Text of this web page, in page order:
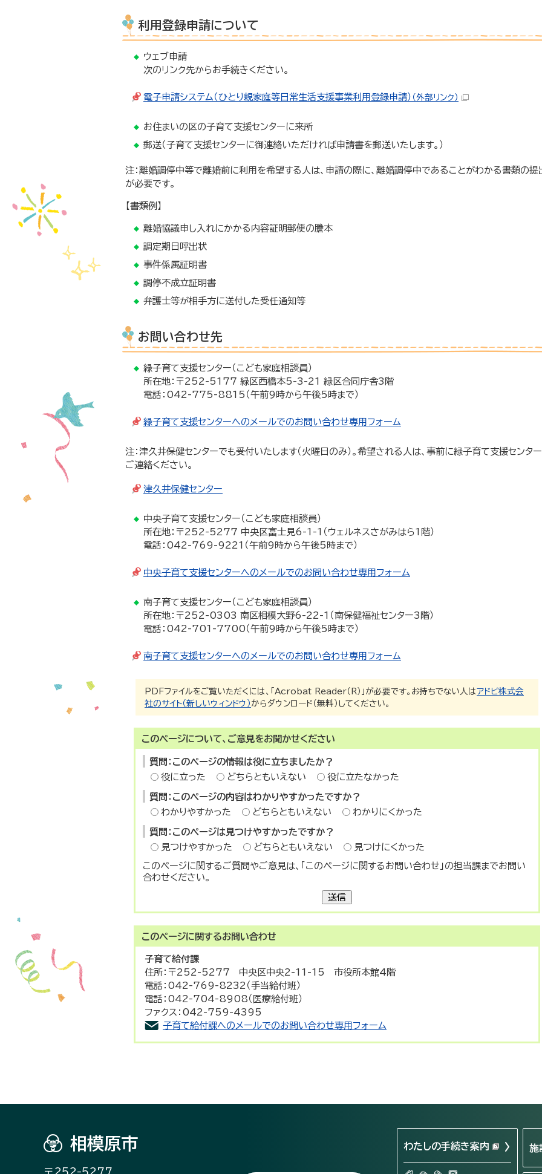
利用登録申請について
ウェブ申請
次のリンク先からお手続きください。
電子申請システム（ひとり親家庭等日常生活支援事業利用登録申請） （外部リンク）
お住まいの区の子育て支援センターに来所
郵送（子育て支援センターに御連絡いただければ申請書を郵送いたします。）
注：離婚調停中等で離婚前に利用を希望する人は、申請の際に、離婚調停中であることがわかる書類の提
が必要です。
【書類例】
離婚協議申し入れにかかる内容証明郵便の謄本
調定期日呼出状
事件係属証明書
調停不成立証明書
弁護士等が相手方に送付した受任通知等
お問い合わせ先
緑子育て支援センター（こども家庭相談員）
所在地：〒252-5177 緑区西橋本5-3-21 緑区合同庁舎3階
電話：042-775-8815（午前9時から午後5時まで）
緑子育て支援センターへのメールでのお問い合わせ専用フォーム
注：津久井保健センターでも受付いたします（火曜日のみ）。希望される人は、事前に緑子育て支援センタ
ご連絡ください。
津久井保健センター
中央子育て支援センター（こども家庭相談員）
所在地：〒252-5277 中央区富士見6-1-1（ウェルネスさがみはら1階）
電話：042-769-9221（午前9時から午後5時まで）
中央子育て支援センターへのメールでのお問い合わせ専用フォーム
南子育て支援センター（こども家庭相談員）
所在地：〒252-0303 南区相模大野6-22-1（南保健福祉センター3階）
電話：042-701-7700（午前9時から午後5時まで）
南子育て支援センターへのメールでのお問い合わせ専用フォーム
PDFファイルをご覧いただくには、「Acrobat Reader（R）」が必要です。お持ちでない人はアドビ株式会
社のサイト（新しいウィンドウ） からダウンロード（無料）してください。
このページについて、ご意見をお聞かせください
質問：このページの情報は役に立ちましたか？
役に立った
どちらともいえない 役に立たなかった
質問：このページの内容はわかりやすかったですか？
わかりやすかった
どちらともいえない わかりにくかった
質問：このページは見つけやすかったですか？
見つけやすかった
どちらともいえない 見つけにくかった
このページに関するご質問やご意見は、「このページに関するお問い合わせ」の担当課までお問い
合わせください。
送信
このページに関するお問い合わせ
子育て給付課
住所：〒252-5277 中央区中央2-11-15 市役所本館4階
電話：042-769-8232（手当給付班）
電話：042-704-8908（医療給付班）
ファクス：042-759-4395
子育て給付課へのメールでのお問い合わせ専用フォーム
相模原市
〒252-5277
わたしの手続き案内 施